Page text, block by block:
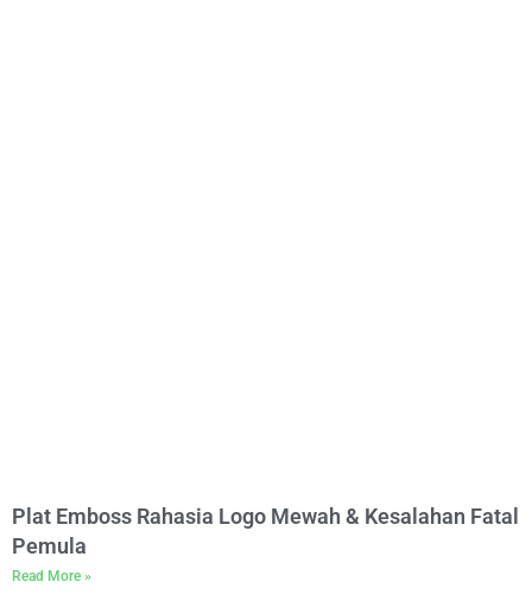
Plat Emboss Rahasia Logo Mewah & Kesalahan Fatal
Pemula
Read More »